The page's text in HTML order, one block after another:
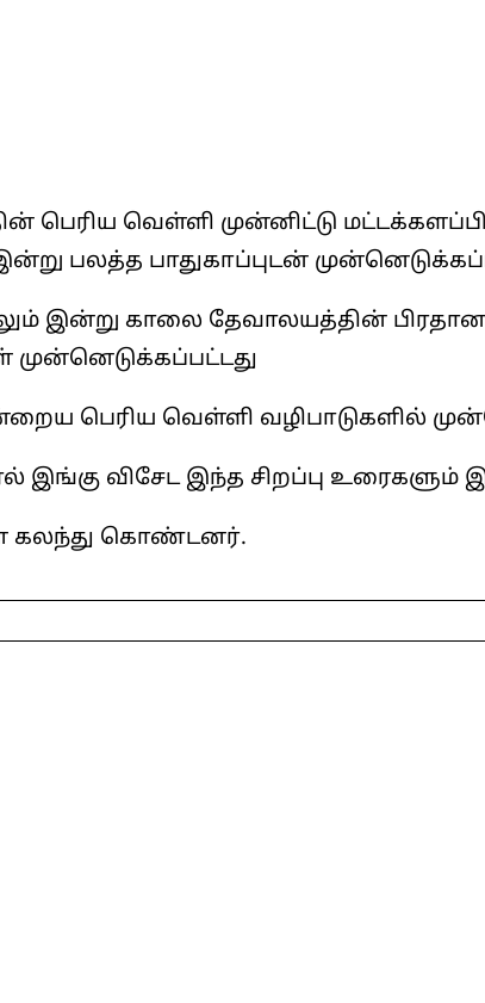
பெரிய வெள்ளி முன்னிட்டு
பலத்த பாதுகாப்புடன்
இன்று காலை தேவாலயத்தின்
பெரிய வெள்ளி வழிபாடுகளில்
விசேட இந்த சிறப்பு உரைகளும்
கலந்து கொண்டனர்.